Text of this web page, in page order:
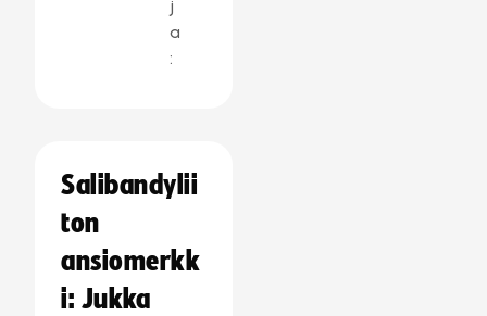
j
a
:
Salibandylii
ton
ansiomerkk
i: Jukka